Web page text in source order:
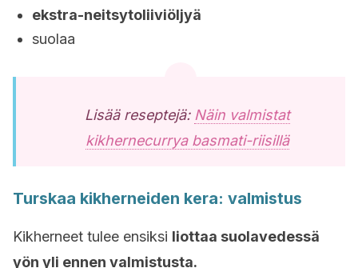
ekstra-neitsytoliiviöljyä
suolaa
Lisää reseptejä: Näin valmistat
kikhernecurrya basmati-riisillä
Turskaa kikherneiden kera: valmistus
Kikherneet tulee ensiksi liottaa suolavedessä
yön yli ennen valmistusta.